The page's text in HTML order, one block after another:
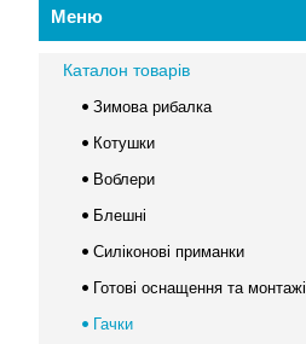
Каталон товарів
Зимова рибалка
Котушки
Воблери
Блешні
Силіконові приманки
Готові оснащення та монтажі
Гачки